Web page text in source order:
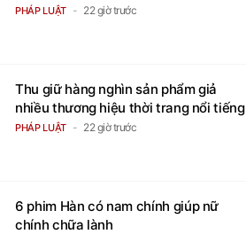
PHÁP LUẬT 22 giờ trước
Thu giữ hàng nghìn sản phẩm giả
nhiều thương hiệu thời trang nổi tiếng
PHÁP LUẬT 22 giờ trước
6 phim Hàn có nam chính giúp nữ
chính chữa lành